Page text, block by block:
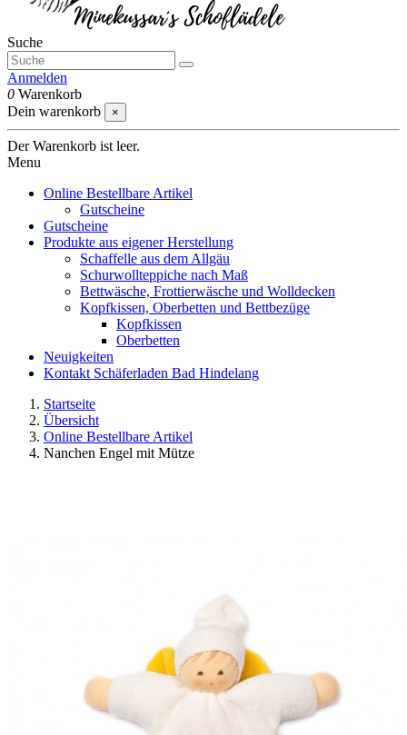
Suche
Anmelden
0 Warenkorb
Dein warenkorb
×
Der Warenkorb ist leer.
Menu
Online Bestellbare Artikel
Gutscheine
Gutscheine
Produkte aus eigener Herstellung
Schaffelle aus dem Allgäu
Schurwollteppiche nach Maß
Bettwäsche, Frottierwäsche und Wolldecken
Kopfkissen, Oberbetten und Bettbezüge
Kopfkissen
Oberbetten
Neuigkeiten
Kontakt Schäferladen Bad Hindelang
Startseite
Übersicht
Online Bestellbare Artikel
Nanchen Engel mit Mütze